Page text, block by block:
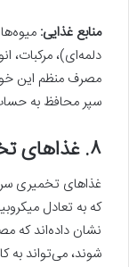
منابع غذایی:
دلمه‌ای)، مرکبات،
مصرف منظم این
سپر محافظ به
۸. غذاهای تخمیری (پروبیوتیک‌ها)
غذاهای تخمیری
نشان داده‌اند که
شوند، می‌تواند